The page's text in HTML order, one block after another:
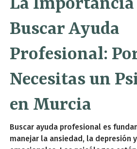
Buscar Ayuda
Profesional:
Necesitas un
en Murcia
Buscar ayuda profesional es
manejar la ansiedad, la depresión